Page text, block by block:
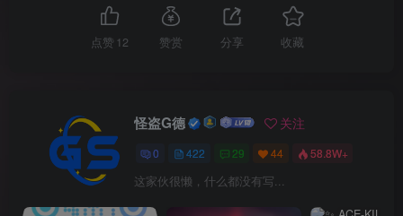
点赞 12 赞赏 分享 收藏
怪盗G德 关注
0 422 29 44 58.8W+
这家伙很懒，什么都没有写...